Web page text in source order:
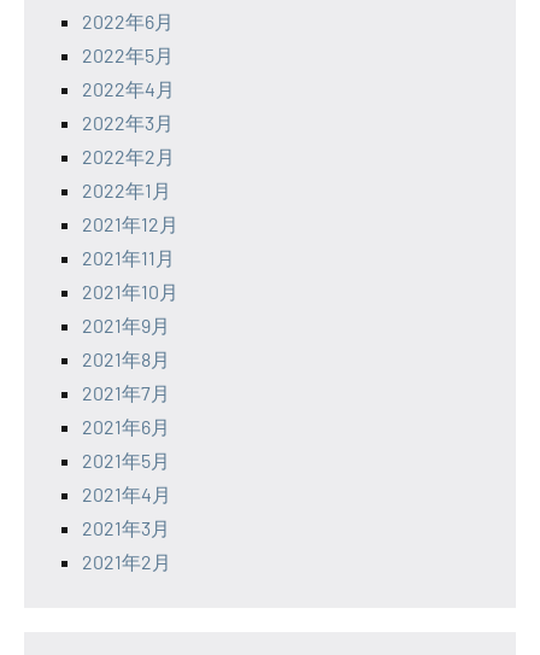
2022年6月
2022年5月
2022年4月
2022年3月
2022年2月
2022年1月
2021年12月
2021年11月
2021年10月
2021年9月
2021年8月
2021年7月
2021年6月
2021年5月
2021年4月
2021年3月
2021年2月